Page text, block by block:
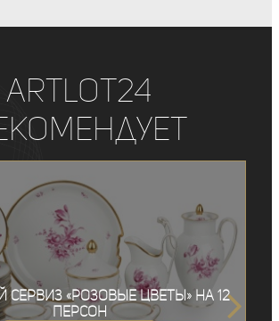
ArtLot24
«Розовые цветы» на 12
персон